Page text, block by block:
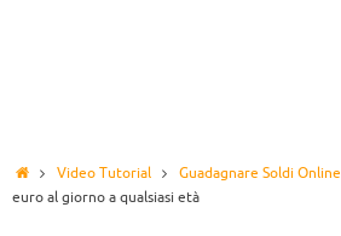
Video Tutorial Guadagnare Soldi Online
euro al giorno a qualsiasi età